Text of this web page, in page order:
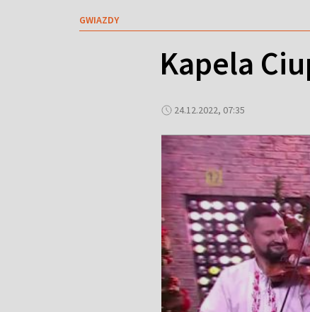
GWIAZDY
Kapela
24.12.2022, 07:35